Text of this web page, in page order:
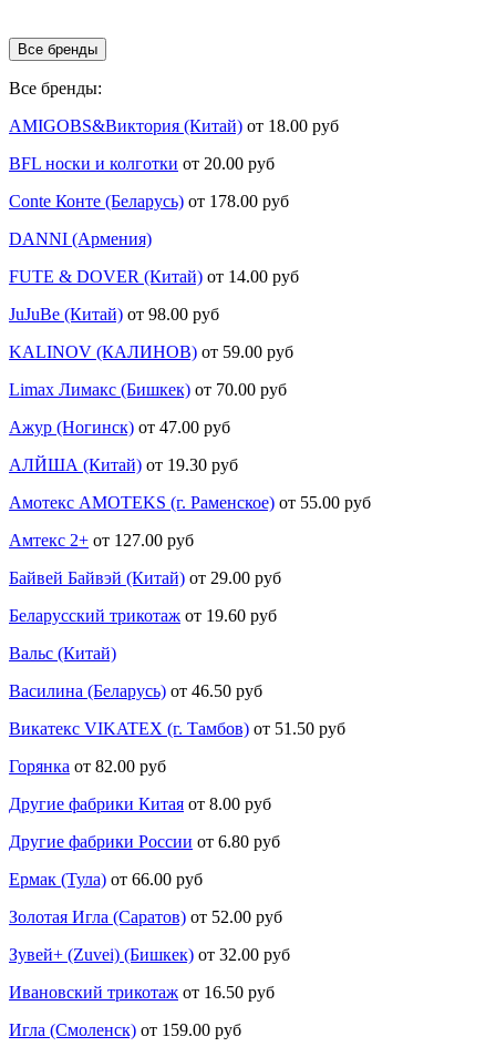
Все бренды
Все бренды:
AMIGOBS&Виктория (Китай) от 18.00 руб
BFL носки и колготки от 20.00 руб
Conte Конте (Беларусь) от 178.00 руб
DANNI (Армения)
FUTE & DOVER (Китай) от 14.00 руб
JuJuBe (Китай) от 98.00 руб
KALINOV (КАЛИНОВ) от 59.00 руб
Limax Лимакс (Бишкек) от 70.00 руб
Ажур (Ногинск) от 47.00 руб
АЛЙША (Китай) от 19.30 руб
Амотекс AMOTEKS (г. Раменское) от 55.00 руб
Амтекс 2+ от 127.00 руб
Байвей Байвэй (Китай) от 29.00 руб
Беларусский трикотаж от 19.60 руб
Вальс (Китай)
Василина (Беларусь) от 46.50 руб
Викатекс VIKATEX (г. Тамбов) от 51.50 руб
Горянка от 82.00 руб
Другие фабрики Китая от 8.00 руб
Другие фабрики России от 6.80 руб
Ермак (Тула) от 66.00 руб
Золотая Игла (Саратов) от 52.00 руб
Зувей+ (Zuvei) (Бишкек) от 32.00 руб
Ивановский трикотаж от 16.50 руб
Игла (Смоленск) от 159.00 руб